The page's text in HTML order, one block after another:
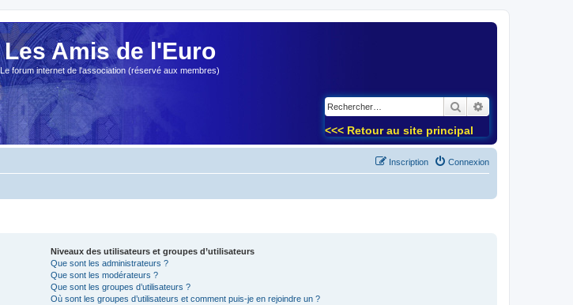
Les Amis de l'Euro
Le forum internet de l'association (réservé aux membres)
Rechercher
<<< Retour au site principal
Connexion
Inscription
Niveaux des utilisateurs et groupes d’utilisateurs
Que sont les administrateurs ?
Que sont les modérateurs ?
Que sont les groupes d’utilisateurs ?
Où sont les groupes d’utilisateurs et comment puis-je en rejoindre un ?